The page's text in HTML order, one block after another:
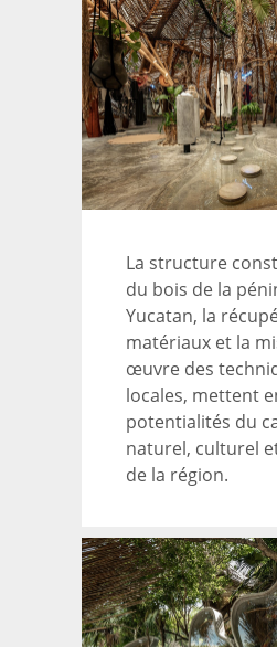
La structure
du bois de la
Yucatan, la
matériaux et la
œuvre des
locales, mettent
potentialités du
naturel, culturel
de la région.